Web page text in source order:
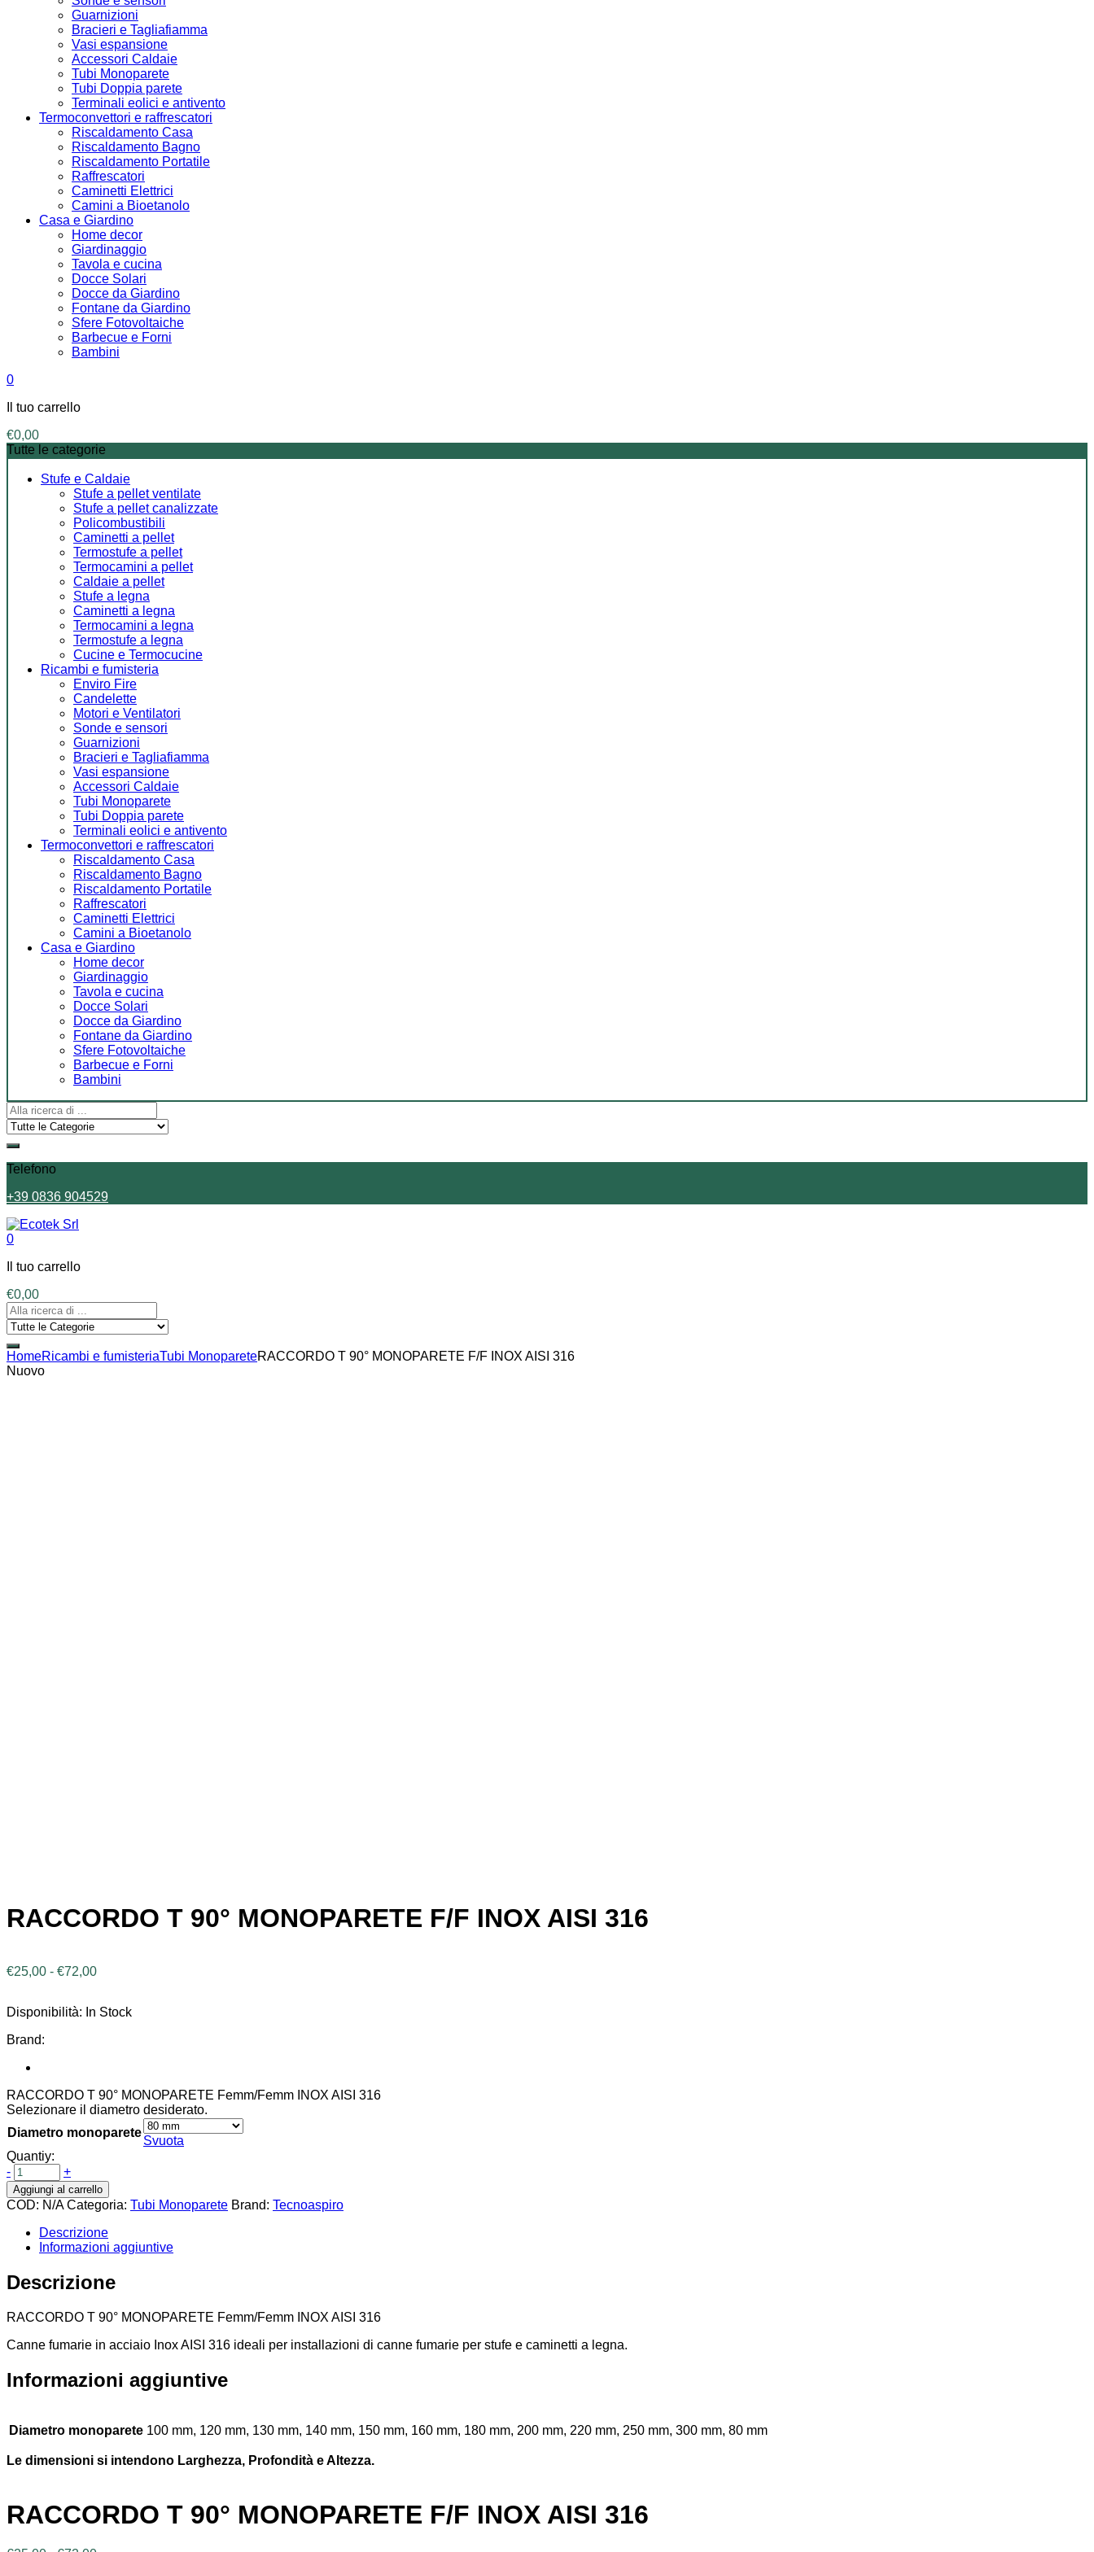
Guarnizioni
Bracieri e Tagliafiamma
Vasi espansione
Accessori Caldaie
Tubi Monoparete
Tubi Doppia parete
Terminali eolici e antivento
Termoconvettori e raffrescatori
Riscaldamento Casa
Riscaldamento Bagno
Riscaldamento Portatile
Raffrescatori
Caminetti Elettrici
Camini a Bioetanolo
Casa e Giardino
Home decor
Giardinaggio
Tavola e cucina
Docce Solari
Docce da Giardino
Fontane da Giardino
Sfere Fotovoltaiche
Barbecue e Forni
Bambini
0
Il tuo carrello
€0,00
Tutte le categorie
Stufe e Caldaie
Stufe a pellet ventilate
Stufe a pellet canalizzate
Policombustibili
Caminetti a pellet
Termostufe a pellet
Termocamini a pellet
Caldaie a pellet
Stufe a legna
Caminetti a legna
Termocamini a legna
Termostufe a legna
Cucine e Termocucine
Ricambi e fumisteria
Enviro Fire
Candelette
Motori e Ventilatori
Sonde e sensori
Guarnizioni
Bracieri e Tagliafiamma
Vasi espansione
Accessori Caldaie
Tubi Monoparete
Tubi Doppia parete
Terminali eolici e antivento
Termoconvettori e raffrescatori
Riscaldamento Casa
Riscaldamento Bagno
Riscaldamento Portatile
Raffrescatori
Caminetti Elettrici
Camini a Bioetanolo
Casa e Giardino
Home decor
Giardinaggio
Tavola e cucina
Docce Solari
Docce da Giardino
Fontane da Giardino
Sfere Fotovoltaiche
Barbecue e Forni
Bambini
Telefono
+39 0836 904529
0
Il tuo carrello
€0,00
HomeRicambi e fumisteriaTubi MonopareteRACCORDO T 90° MONOPARETE F/F INOX AISI 316
Nuovo
RACCORDO T 90° MONOPARETE F/F INOX AISI 316
€25,00 - €72,00Fascia
da
Disponibilità: In Stock
Brand:
RACCORDO T 90° MONOPARETE Femm/Femm INOX AISI 316
Selezionare il diametro desiderato.
Diametro monoparete
Svuota
Quantiy:
-
+
Aggiungi al carrello
COD: N/A Categoria: Tubi Monoparete Brand: Tecnoaspiro
Descrizione
Informazioni aggiuntive
Descrizione
RACCORDO T 90° MONOPARETE Femm/Femm INOX AISI 316
Canne fumarie in acciaio Inox AISI 316 ideali per installazioni di canne fumarie per stufe e caminetti a legna.
Informazioni aggiuntive
Diametro monoparete 100 mm, 120 mm, 130 mm, 140 mm, 150 mm, 160 mm, 180 mm, 200 mm, 220 mm, 250 mm, 300 mm, 80 mm
Le dimensioni si intendono Larghezza, Profondità e Altezza.
RACCORDO T 90° MONOPARETE F/F INOX AISI 316